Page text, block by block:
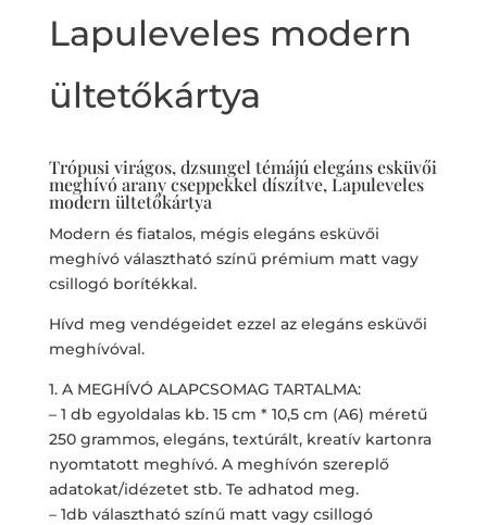
Lapuleveles modern
ültetőkártya
Trópusi virágos, dzsungel témájú elegáns esküvői
meghívó arany cseppekkel díszítve, Lapuleveles
modern ültetőkártya
Modern és fiatalos, mégis elegáns esküvői
meghívó választható színű prémium matt vagy
csillogó borítékkal.
Hívd meg vendégeidet ezzel az elegáns esküvői
meghívóval.
1. A MEGHÍVÓ ALAPCSOMAG TARTALMA:
– 1 db egyoldalas kb. 15 cm * 10,5 cm (A6) méretű
250 grammos, elegáns, textúrált, kreatív kartonra
nyomtatott meghívó. A meghívón szereplő
adatokat/idézetet stb. Te adhatod meg.
– 1db választható színű matt vagy csillogó